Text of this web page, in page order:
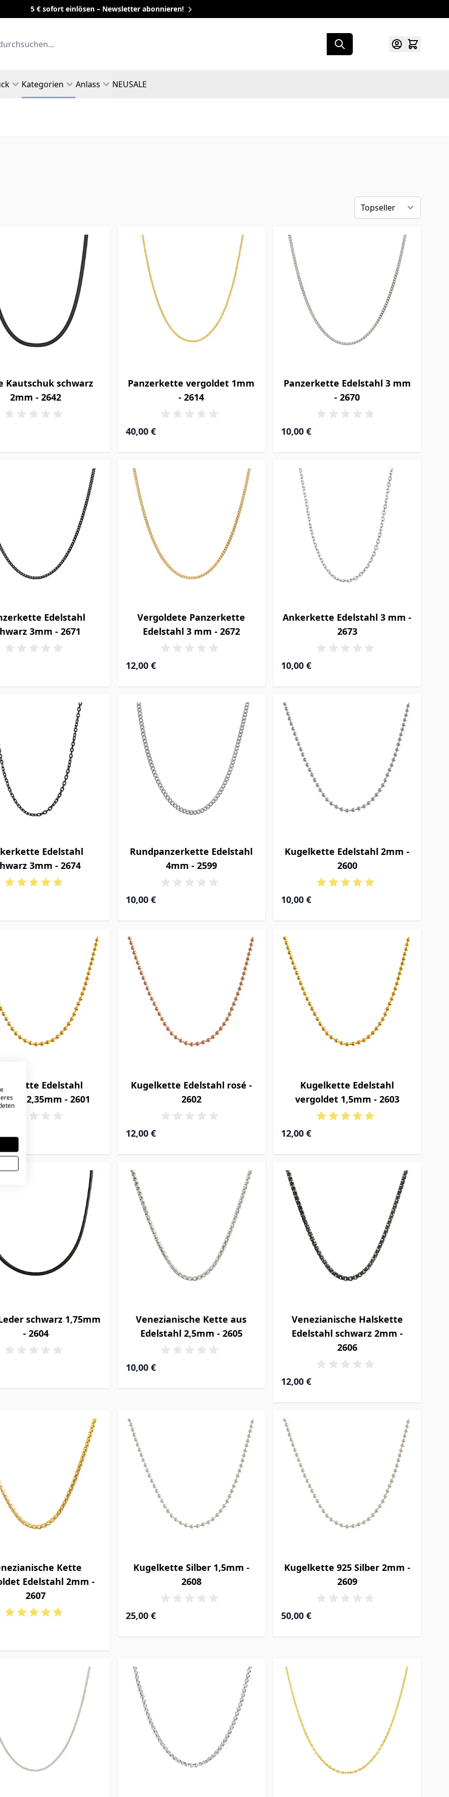
5 € sofort einlösen – Newsletter abonnieren!
Kategorien Anlass NEUSALE
Kautschuk schwarz
2mm - 2642
Panzerkette vergoldet 1mm
- 2614
Ab
40,00 €
Panzerkette Edelstahl 3 mm
- 2670
10,00 €
Edelstahl
3mm - 2671
Vergoldete Panzerkette
Edelstahl 3 mm - 2672
12,00 €
Ankerkette Edelstahl 3 mm -
2673
10,00 €
Edelstahl
3mm - 2674
Rundpanzerkette Edelstahl
4mm - 2599
10,00 €
Kugelkette Edelstahl 2mm -
2600
10,00 €
Edelstahl
2,35mm - 2601
Kugelkette Edelstahl rosé -
2602
12,00 €
Kugelkette Edelstahl
vergoldet 1,5mm - 2603
12,00 €
schwarz 1,75mm
- 2604
Venezianische Kette aus
Edelstahl 2,5mm - 2605
10,00 €
Venezianische Halskette
Edelstahl schwarz 2mm -
2606
12,00 €
Kette
Edelstahl 2mm -
2607
Kugelkette Silber 1,5mm -
2608
Ab
25,00 €
Kugelkette 925 Silber 2mm -
2609
50,00 €